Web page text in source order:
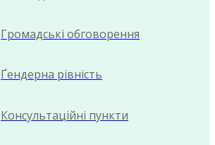
Громадські обговорення
Ґендерна рівність
Консультаційні пункти